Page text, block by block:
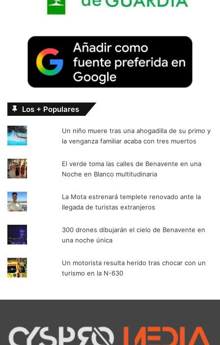
Los + Populares
Un niño muere tras una ahogadilla de su primo y
la venganza familiar acaba con tres muertos
El verde toma las calles de Benavente en una
Noche en Blanco multitudinaria
La Mota estrenará templete renovado ante la
llegada de turistas extranjeros
300 drones dibujarán el cielo de Benavente en
una noche única
Un motorista resulta herido tras chocar con un
turismo en la N-630